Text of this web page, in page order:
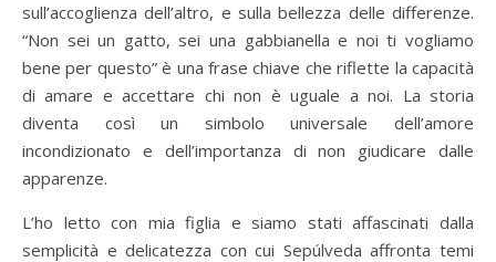
sull’accoglienza dell’altro, e sulla bellezza delle differenze.
“Non sei un gatto, sei una gabbianella e noi ti vogliamo
bene per questo” è una frase chiave che riflette la capacità
di amare e accettare chi non è uguale a noi. La storia
diventa così un simbolo universale dell’amore
incondizionato e dell’importanza di non giudicare dalle
apparenze.
L’ho letto con mia figlia e siamo stati affascinati dalla
semplicità e delicatezza con cui Sepúlveda affronta temi